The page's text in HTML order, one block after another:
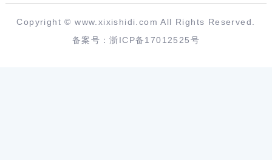
Copyright ©www.xixishidi.com All Rights Reserved.
备案号：浙ICP备17012525号